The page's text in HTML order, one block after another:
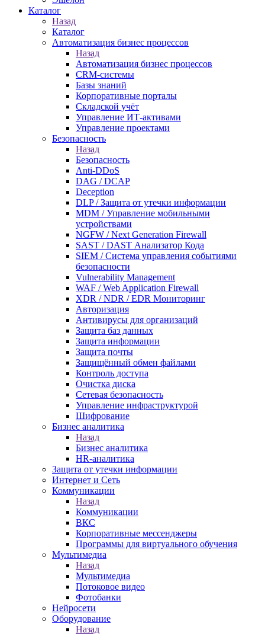
Каталог
Назад
Каталог
Автоматизация бизнес процессов
Назад
Автоматизация бизнес процессов
CRM-системы
Базы знаний
Корпоративные порталы
Складской учёт
Управление ИТ-активами
Управление проектами
Безопасность
Назад
Безопасность
Anti-DDoS
DAG / DCAP
Deception
DLP / Защита от утечки информации
MDM / Управление мобильными
устройствами
NGFW / Next Generation Firewall
SAST / DAST Анализатор Кода
SIEM / Система управления событиями
безопасности
Vulnerability Management
WAF / Web Application Firewall
XDR / NDR / EDR Мониторинг
Авторизация
Антивирусы для организаций
Защита баз данных
Защита информации
Защита почты
Защищённый обмен файлами
Контроль доступа
Очистка диска
Сетевая безопасность
Управление инфраструктурой
Шифрование
Бизнес аналитика
Назад
Бизнес аналитика
HR-аналитика
Защита от утечки информации
Интернет и Сеть
Коммуникации
Назад
Коммуникации
ВКС
Корпоративные мессенджеры
Программы для виртуального обучения
Мультимедиа
Назад
Мультимедиа
Потоковое видео
Фотобанки
Нейросети
Оборудование
Назад